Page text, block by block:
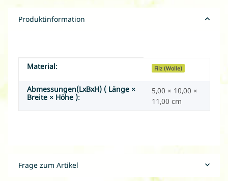
Produktinformation
Produkteigenschaft
Wert
Material: Filz (Wolle)
Abmessungen(LxBxH) ( Länge ×
Breite × Höhe ):
5,00 × 10,00 ×
11,00 cm
Frage zum Artikel